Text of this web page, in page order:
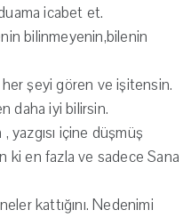
icabet et.
bilinmeyenin,bilenin
şeyi gören ve işitensin.
daha iyi bilirsin.
yazgısı içine düşmüş
ki en fazla ve sadece Sana
kattığını. Nedenimi